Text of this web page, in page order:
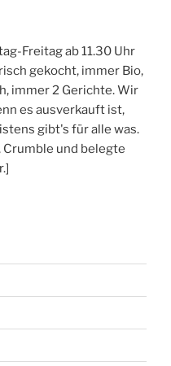
Freitag ab 11.30 Uhr
gekocht, immer Bio,
immer 2 Gerichte. Wir
es ausverkauft ist,
gibt's für alle was.
und belegte